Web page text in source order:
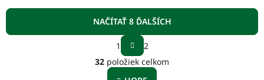
O
v
NAČÍTAŤ 8 ĎALŠÍCH
t
r
á
1
2
32 položiek celkom